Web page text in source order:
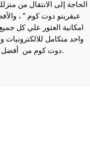
الحاجة إلى الانتقال من
عبقرينو دوت كوم ” ،
امكانية العثور علي كل
واحد متكامل للالكترونيات
دوت كوم من أفضل مواقع تسوق عبر الإنترنت في مصر.